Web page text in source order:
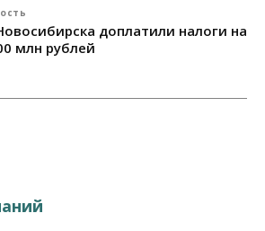
доплатили налоги на
млн рублей